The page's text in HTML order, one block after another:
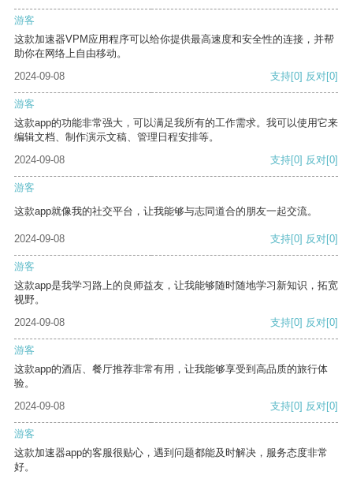
游客
这款加速器VPM应用程序可以给你提供最高速度和安全性的连接，并帮
助你在网络上自由移动。
2024-09-08
支持[0] 反对[0]
游客
这款app的功能非常强大，可以满足我所有的工作需求。我可以使用它来
编辑文档、制作演示文稿、管理日程安排等。
2024-09-08
支持[0] 反对[0]
游客
这款app就像我的社交平台，让我能够与志同道合的朋友一起交流。
2024-09-08 支持[0] 反对[0]
游客
这款app是我学习路上的良师益友，让我能够随时随地学习新知识，拓宽
视野。
2024-09-08
支持[0] 反对[0]
游客
这款app的酒店、餐厅推荐非常有用，让我能够享受到高品质的旅行体
验。
2024-09-08
支持[0] 反对[0]
游客
这款加速器app的客服很贴心，遇到问题都能及时解决，服务态度非常
好。